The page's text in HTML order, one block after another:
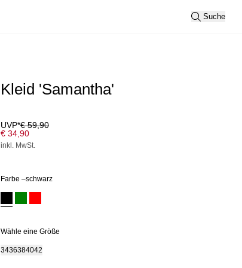
Suche
Kleid 'Samantha'
UVP*€ 59,90
€ 34,90
inkl. MwSt.
Farbe –schwarz
Wähle eine Größe
3436384042